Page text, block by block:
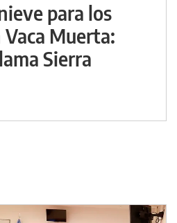
para los
Muerta:
Sierra